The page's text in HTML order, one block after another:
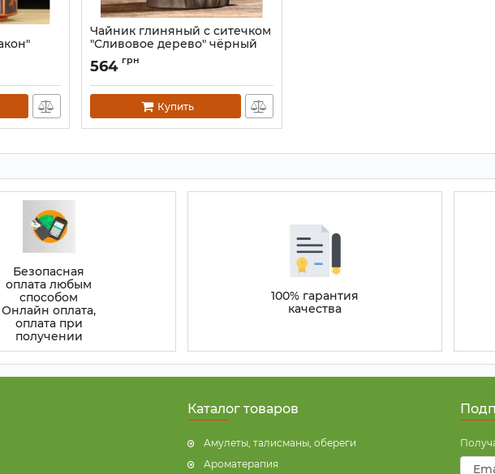
Чайник глиняный с ситечком
"Сливовое дерево" чёрный
450 мл.
Артикул:
564 грн
Купить
Безопасная
оплата любым
способом
Онлайн оплата,
оплата при
получении
100% гарантия
качества
Каталог товаров
Амулеты, талисманы, обереги
Ароматерапия